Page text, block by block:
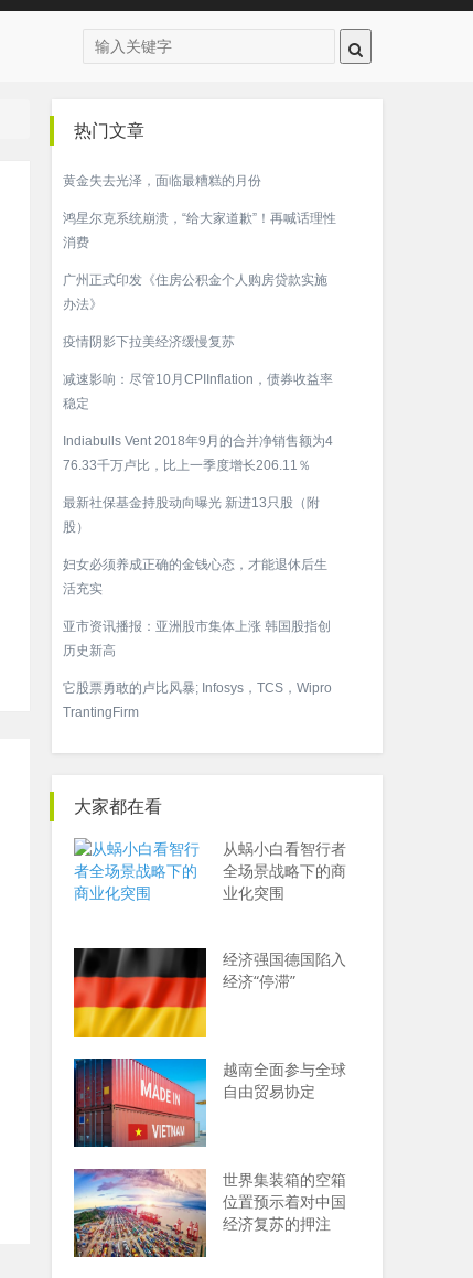
热门文章
黄金失去光泽，面临最糟糕的月份
鸿星尔克系统崩溃，“给大家道歉”！再喊话理性
消费
广州正式印发《住房公积金个人购房贷款实施
办法》
疫情阴影下拉美经济缓慢复苏
减速影响：尽管10月CPIInflation，债券收益率
稳定
Indiabulls Vent 2018年9月的合并净销售额为4
76.33千万卢比，比上一季度增长206.11％
最新社保基金持股动向曝光 新进13只股（附
股）
妇女必须养成正确的金钱心态，才能退休后生
活充实
亚市资讯播报：亚洲股市集体上涨 韩国股指创
历史新高
它股票勇敢的卢比风暴; Infosys，TCS，Wipro
TrantingFirm
大家都在看
从蜗小白看智行者
全场景战略下的商
业化突围
经济强国德国陷入
经济“停滞”
越南全面参与全球
自由贸易协定
世界集装箱的空箱
位置预示着对中国
经济复苏的押注